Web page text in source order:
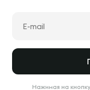
Нажимая на